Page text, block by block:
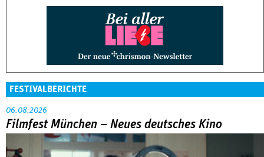
FESTIVALBERICHTE
06.08.2026
Filmfest München – Neues deutsches Kino